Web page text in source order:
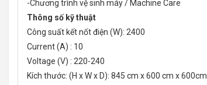
-Chương trình vệ sinh máy / Machine Care
Thông số kỹ thuật
Công suất kết nốt điện (W): 2400
Current (A) : 10
Voltage (V) : 220-240
Kích thước: (H x W x D): 845 cm x 600 cm x 600cm